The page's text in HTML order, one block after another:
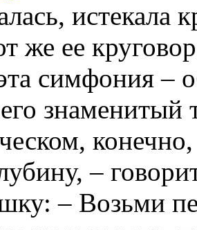
истекала
же ее
симфония –
знаменитый
–
– Возьми